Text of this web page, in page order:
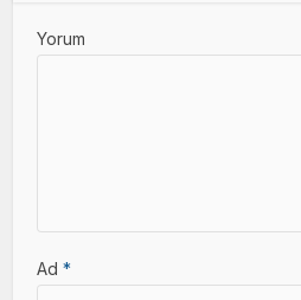
Yorum
Ad*